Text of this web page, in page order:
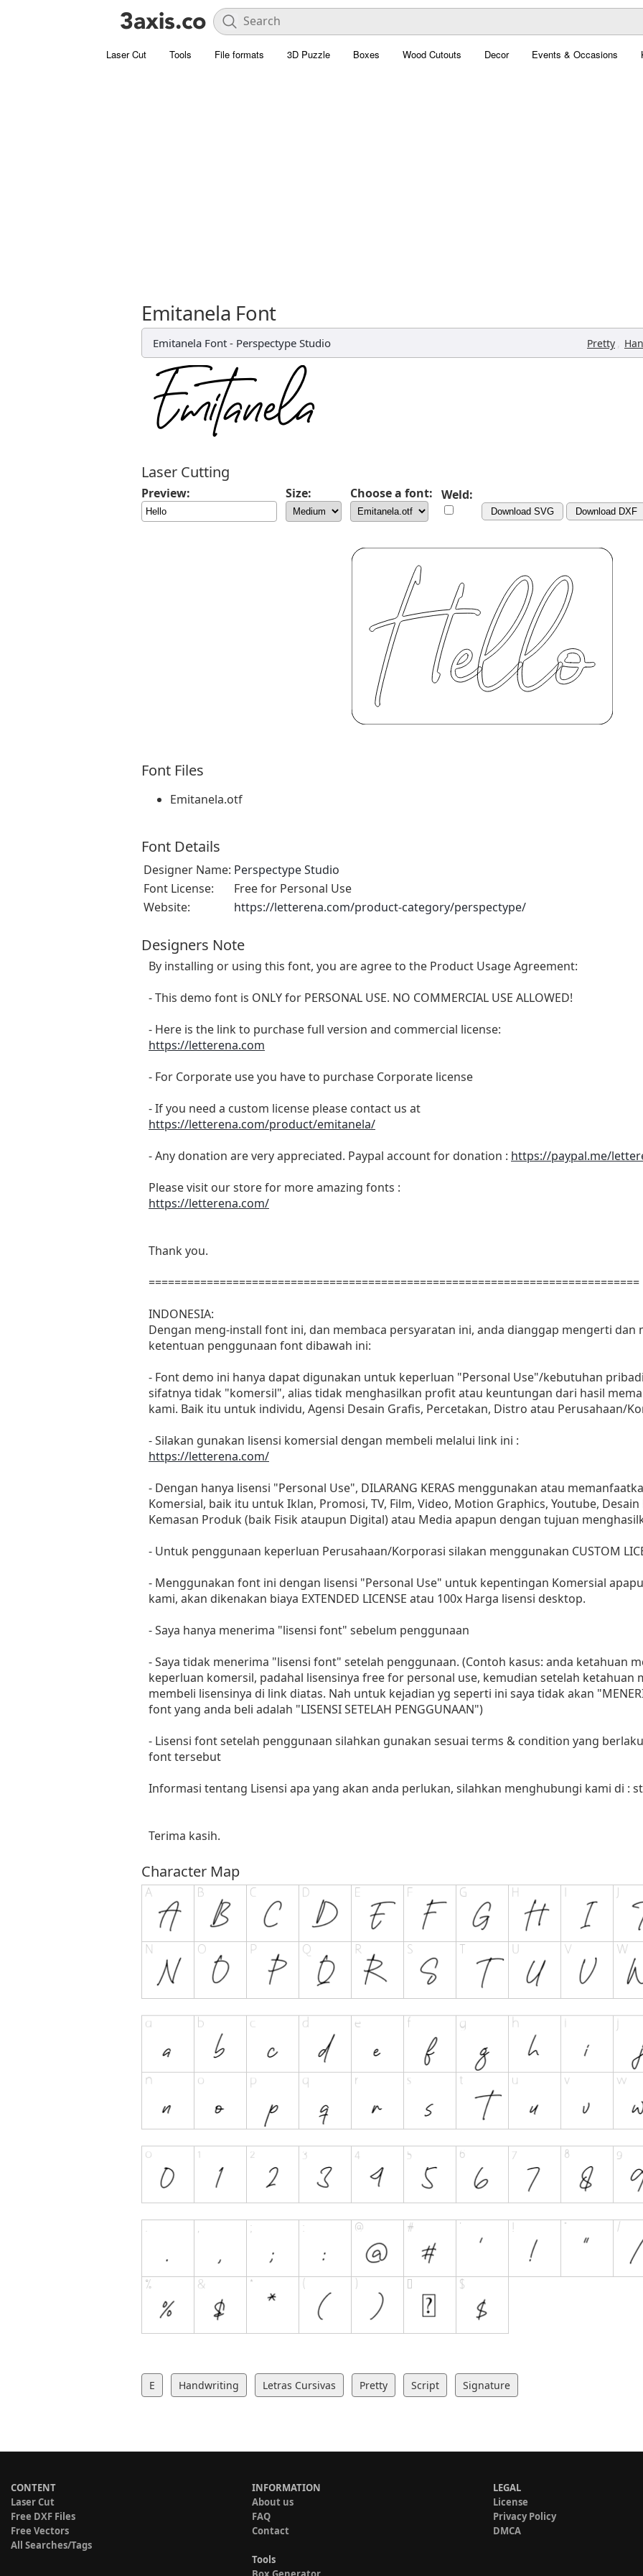
Laser Cut Tools File formats 3D Puzzle Boxes Wood Cutouts Decor Events & Occasions
Emitanela Font
Emitanela Font - Perspectype Studio Pretty ,
Laser Cutting
Preview: Size: Choose a font: Weld:
Download SVG Download DXF
Font Files
Emitanela.otf
Font Details
Designer Name: Perspectype Studio
Font License:
Free for Personal Use
Website:
https://letterena.com/product-category/perspectype/
Designers Note
By installing or using this font, you are agree to the Product Usage Agreement:
- This demo font is ONLY for PERSONAL USE. NO COMMERCIAL USE ALLOWED!
- Here is the link to purchase full version and commercial license:
https://letterena.com
- For Corporate use you have to purchase Corporate license
- If you need a custom license please contact us at
https://letterena.com/product/emitanela/
- Any donation are very appreciated. Paypal account for donation : https://paypal.me/
Please visit our store for more amazing fonts :
https://letterena.com/
Thank you.
============================================================================
INDONESIA:
Dengan meng-install font ini, dan membaca persyaratan ini, anda dianggap mengerti dan
ketentuan penggunaan font dibawah ini:
- Font demo ini hanya dapat digunakan untuk keperluan "Personal Use"/kebutuhan
sifatnya tidak "komersil", alias tidak menghasilkan profit atau keuntungan dari hasil
kami. Baik itu untuk individu, Agensi Desain Grafis, Percetakan, Distro atau Perusahaan/
- Silakan gunakan lisensi komersial dengan membeli melalui link ini :
https://letterena.com/
- Dengan hanya lisensi "Personal Use", DILARANG KERAS menggunakan atau
Komersial, baik itu untuk Iklan, Promosi, TV, Film, Video, Motion Graphics, Youtube,
Kemasan Produk (baik Fisik ataupun Digital) atau Media apapun dengan tujuan
- Untuk penggunaan keperluan Perusahaan/Korporasi silakan menggunakan CUSTOM
- Menggunakan font ini dengan lisensi "Personal Use" untuk kepentingan Komersial
kami, akan dikenakan biaya EXTENDED LICENSE atau 100x Harga lisensi desktop.
- Saya hanya menerima "lisensi font" sebelum penggunaan
- Saya tidak menerima "lisensi font" setelah penggunaan. (Contoh kasus: anda ketahuan
keperluan komersil, padahal lisensinya free for personal use, kemudian setelah ketahuan
membeli lisensinya di link diatas. Nah untuk kejadian yg seperti ini saya tidak akan
font yang anda beli adalah "LISENSI SETELAH PENGGUNAAN")
- Lisensi font setelah penggunaan silahkan gunakan sesuai terms & condition yang
font tersebut
Informasi tentang Lisensi apa yang akan anda perlukan, silahkan menghubungi kami di :
Terima kasih.
Character Map
E Handwriting Letras Cursivas Pretty Script Signature
CONTENT
Laser Cut
Free DXF Files
Free Vectors
All Searches/Tags
INFORMATION
About us
FAQ
Contact
Tools
LEGAL
License
Privacy Policy
DMCA